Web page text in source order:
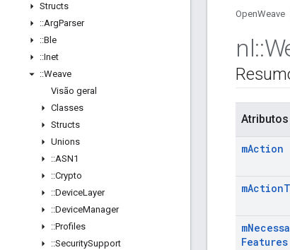
Structs
::ArgParser
::Ble
::Inet
::Weave
Visão geral
Classes
Structs
Unions
::ASN1
::Crypto
::DeviceLayer
::DeviceManager
::Profiles
::SecuritySupport
OpenWeave
nl::
mAction
mAction
m
Features